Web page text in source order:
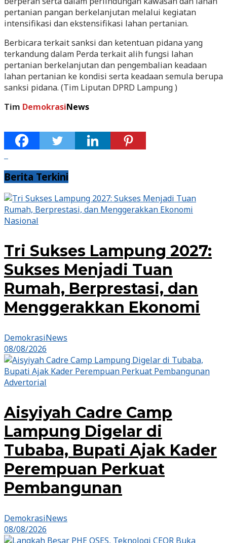
pertanian pangan berkelanjutan melalui kegiatan
intensifikasi dan ekstensifikasi lahan pertanian.
Berbicara terkait sanksi dan ketentuan pidana yang
terkandung dalam Perda terkait alih fungsi lahan
pertanian berkelanjutan dan pengembalian keadaan
lahan pertanian ke kondisi serta keadaan semula berupa
sanksi pidana. (Tim Liputan DPRD Lampung )
Tim DemokrasiNews
Berita Terkini
Nasional
Tri Sukses Lampung 2027:
Sukses Menjadi Tuan
Rumah, Berprestasi, dan
Menggerakkan Ekonomi
DemokrasiNews
08/08/2026
Advertorial
Aisyiyah Cadre Camp
Lampung Digelar di
Tubaba, Bupati Ajak Kader
Perempuan Perkuat
Pembangunan
DemokrasiNews
08/08/2026